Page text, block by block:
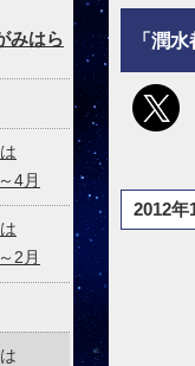
「潤
2012
みはら
4月
2月